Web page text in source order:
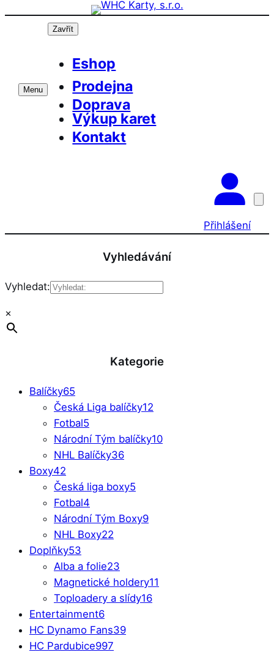
Přeskočit
Menu
Zavřít
Eshop
Prodejna
Doprava
Výkup karet
Kontakt
Přihlášení
Vyhledávání
Vyhledat:
×
Kategorie
Balíčky65
Česká Liga balíčky12
Fotbal5
Národní Tým balíčky10
NHL Balíčky36
Boxy42
Česká liga boxy5
Fotbal4
Národní Tým Boxy9
NHL Boxy22
Doplňky53
Alba a folie23
Magnetické holdery11
Toploadery a slídy16
Entertainment6
HC Dynamo Fans39
HC Pardubice997